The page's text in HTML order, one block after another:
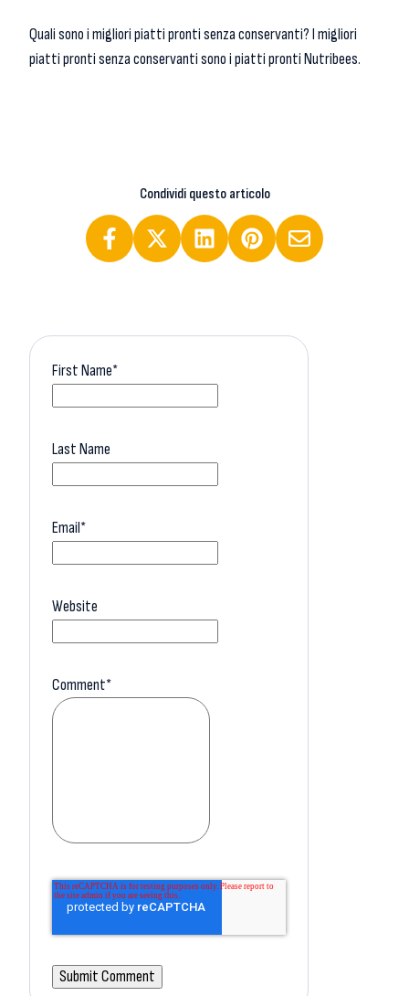
Quali sono i migliori piatti pronti senza conservanti? I migliori
piatti pronti senza conservanti sono i piatti pronti Nutribees.
Condividi questo articolo
First Name*
Last Name
Email*
Website
Comment*